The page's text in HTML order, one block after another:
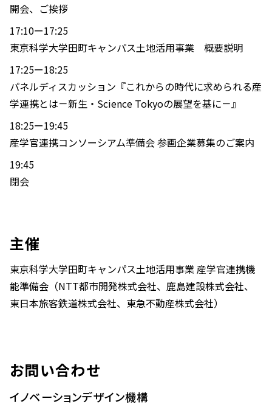
開会、ご挨拶
17:10ー17:25
東京科学大学田町キャンパス土地活用事業 概要説明
17:25ー18:25
パネルディスカッション『これからの時代に求められる産
学連携とは－新生・Science Tokyoの展望を基に－』
18:25ー19:45
産学官連携コンソーシアム準備会 参画企業募集のご案内
19:45
閉会
主催
東京科学大学田町キャンパス土地活用事業 産学官連携機
能準備会（NTT都市開発株式会社、鹿島建設株式会社、
東日本旅客鉄道株式会社、東急不動産株式会社）
お問い合わせ
イノベーションデザイン機構